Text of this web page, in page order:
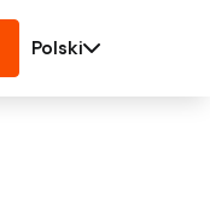
Polski